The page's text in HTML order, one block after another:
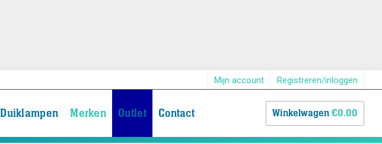
Mijn account Registreren/inloggen
Duiklampen Merken Outlet Contact Winkelwagen€0.00